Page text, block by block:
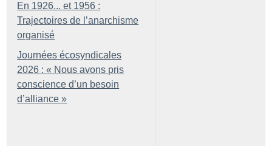
En 1926... et 1956 :
Trajectoires de l’anarchisme
organisé
Journées écosyndicales
2026 : « Nous avons pris
conscience d’un besoin
d’alliance »